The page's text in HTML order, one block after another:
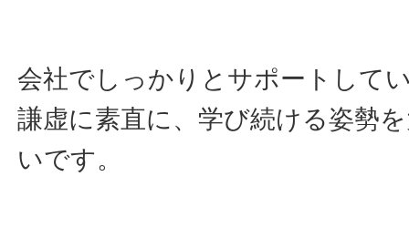
会社でしっかりとサポートして
謙虚に素直に、学び続ける姿勢
いです。